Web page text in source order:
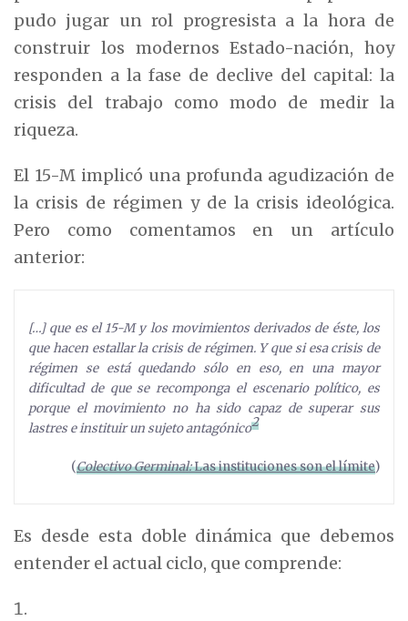
pudo jugar un rol progresista a la hora de
construir los modernos Estado-nación, hoy
responden a la fase de declive del capital: la
crisis del trabajo como modo de medir la
riqueza.
El 15-M implicó una profunda agudización de
la crisis de régimen y de la crisis ideológica.
Pero como comentamos en un artículo
anterior:
[…] que es el 15-M y los movimientos derivados de éste, los
que hacen estallar la crisis de régimen. Y que si esa crisis de
régimen se está quedando sólo en eso, en una mayor
dificultad de que se recomponga el escenario político, es
porque el movimiento no ha sido capaz de superar sus
lastres e instituir un sujeto antagónico2
(Colectivo Germinal:Las instituciones son el límite)
Es desde esta doble dinámica que debemos
entender el actual ciclo, que comprende: